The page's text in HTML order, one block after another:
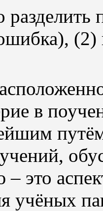
(2)
в
– это
учёных